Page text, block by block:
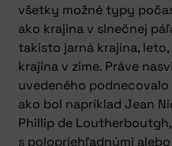
všetky možné typy
ako krajina v slnečnej
takisto jarná krajina,
krajina v zime. Práve
uvedeného
ako bol napríklad Jean
Phillip de
s polopriehľadnými